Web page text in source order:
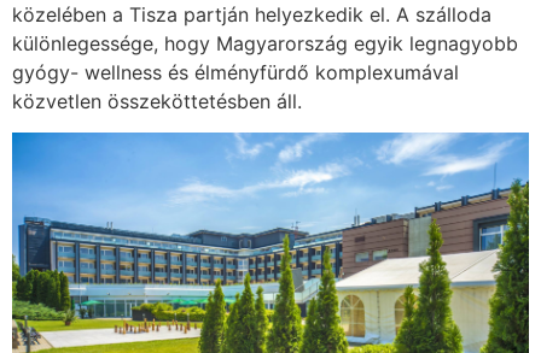
közelében a Tisza partján helyezkedik el. A szálloda
különlegessége, hogy Magyarország egyik legnagyobb
gyógy- wellness és élményfürdő komplexumával
közvetlen összeköttetésben áll.